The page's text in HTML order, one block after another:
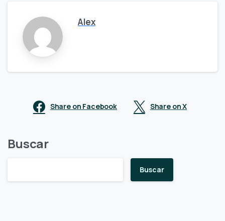
Alex
Share on Facebook Share on X
Buscar
Buscar